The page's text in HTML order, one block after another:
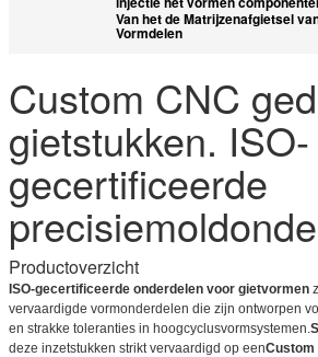
Van het de Matrijzenafgietsel
Vormdelen
Custom CNC
gietstukken. ISO-
gecertificeerde
Productoverzicht
ISO-gecertificeerde onderdelen voor gietvormen
vervaardigde vormonderdelen die zijn ontworpen
en strakke toleranties in hoogcyclusvormsystemen.
deze inzetstukken strikt vervaardigd op eenCustom